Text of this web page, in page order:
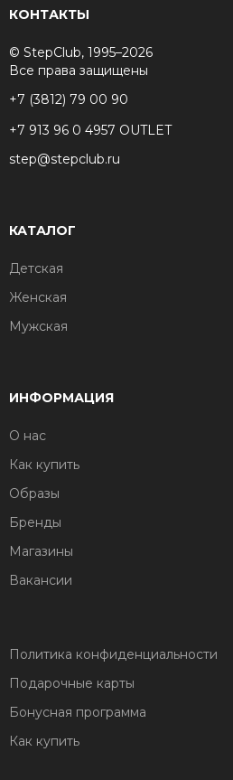
КОНТАКТЫ
© StepClub, 1995–2026
Все права защищены
+7 (3812) 79 00 90
+7 913 96 0 4957 OUTLET
step@stepclub.ru
КАТАЛОГ
Детская
Женская
Мужская
ИНФОРМАЦИЯ
О нас
Как купить
Образы
Бренды
Магазины
Вакансии
Политика конфиденциальности
Подарочные карты
Бонусная программа
Как купить